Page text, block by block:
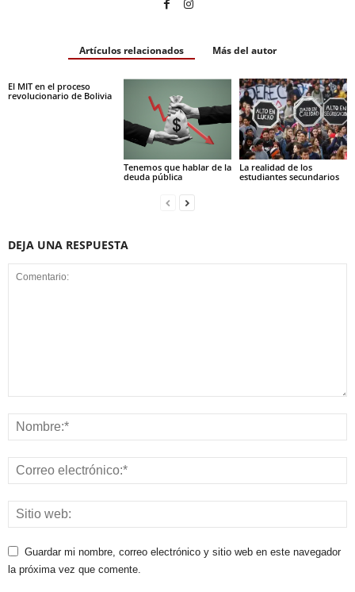
Artículos relacionados Más del autor
El MIT en el proceso
revolucionario de Bolivia
Tenemos que hablar de la
deuda pública
La realidad de los
estudiantes secundarios
DEJA UNA RESPUESTA
Guardar mi nombre, correo electrónico y sitio web en este navegador
la próxima vez que comente.